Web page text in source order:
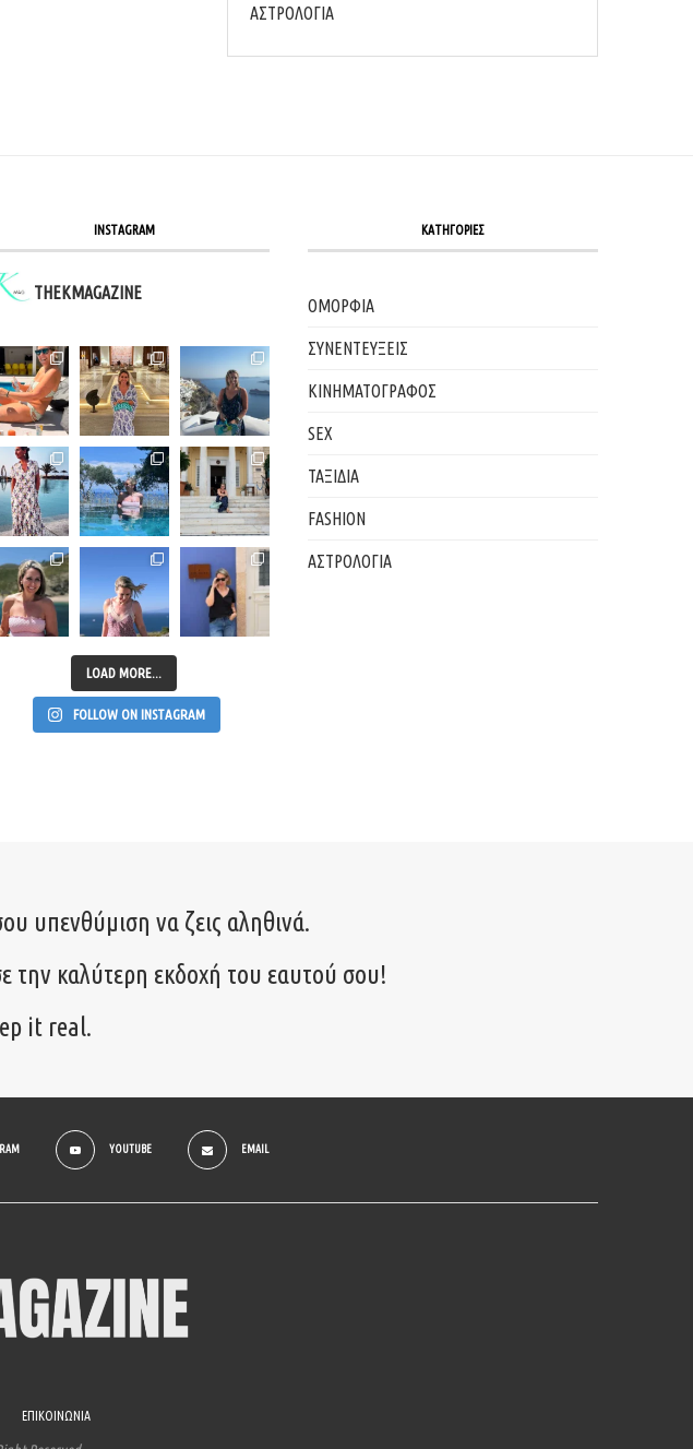
ΑΣΤΡΟΛΟΓΙΑ
INSTAGRAM
THEKMAGAZINE
LOAD MORE...
FOLLOW ON INSTAGRAM
ΚΑΤΗΓΟΡΙΕΣ
ΟΜΟΡΦΙΑ
ΣΥΝΕΝΤΕΥΞΕΙΣ
ΚΙΝΗΜΑΤΟΓΡΑΦΟΣ
SEX
ΤΑΞΙΔΙΑ
FASHION
ΑΣΤΡΟΛΟΓΙΑ
υπενθύμιση να ζεις αληθινά.
την καλύτερη εκδοχή του εαυτού σου!
it real.
YOUTUBE EMAIL
ΕΠΙΚΟΙΝΩΝΙΑ